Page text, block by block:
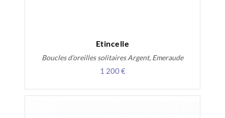
Etincelle
Boucles d’oreilles solitaires Argent, Emeraude
1 200 €